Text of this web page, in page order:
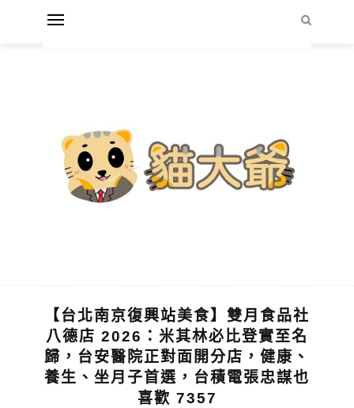
【台北南京復興站美食】雙月食品社
八德店 2026：米其林必比登實至名
歸，台安醫院正對面開分店，健康、
養生、坐月子首選，台積電張忠謀也
喜歡 7357